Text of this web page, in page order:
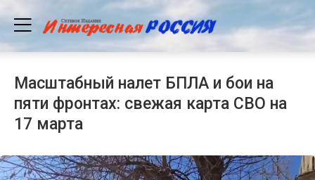
Масштабный налет БПЛА и бои на
пяти фронтах: свежая карта СВО на
17 марта